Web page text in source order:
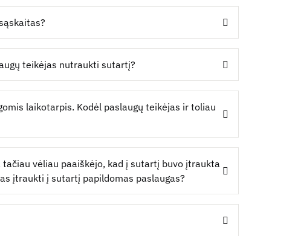
teikėjas nutraukti sutartį?
laikotarpis. Kodėl paslaugų teikėjas ir toliau
vėliau paaiškėjo, kad į sutartį buvo įtraukta
įtraukti į sutartį papildomas paslaugas?